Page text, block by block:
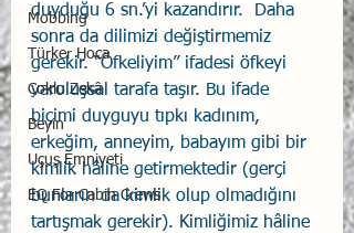
Mobbing
Türker Hoca
Çoklu Zekâ
Beyin
Uçuş Emniyeti
EQ For Cabin Crews
duyduğu 6 sn.’yi kazandırır.  Daha
sonra da dilimizi değiştirmemiz
gerekir. “Öfkeliyim” ifadesi öfkeyi
varoluşsal tarafa taşır. Bu ifade
biçimi duyguyu tıpkı kadınım,
erkeğim, anneyim, babayım gibi bir
kimlik hâline getirmektedir (gerçi
bunların da kimlik olup olmadığını
tartışmak gerekir). Kimliğimiz hâline